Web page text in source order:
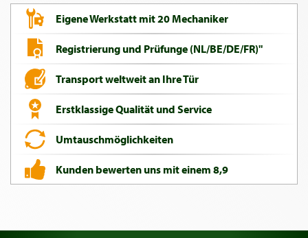
Eigene Werkstatt mit 20 Mechaniker
Registrierung und Prüfunge (NL/BE/DE/FR)"
Transport weltweit an Ihre Tür
Erstklassige Qualität und Service
Umtauschmöglichkeiten
Kunden bewerten uns mit einem 8,9